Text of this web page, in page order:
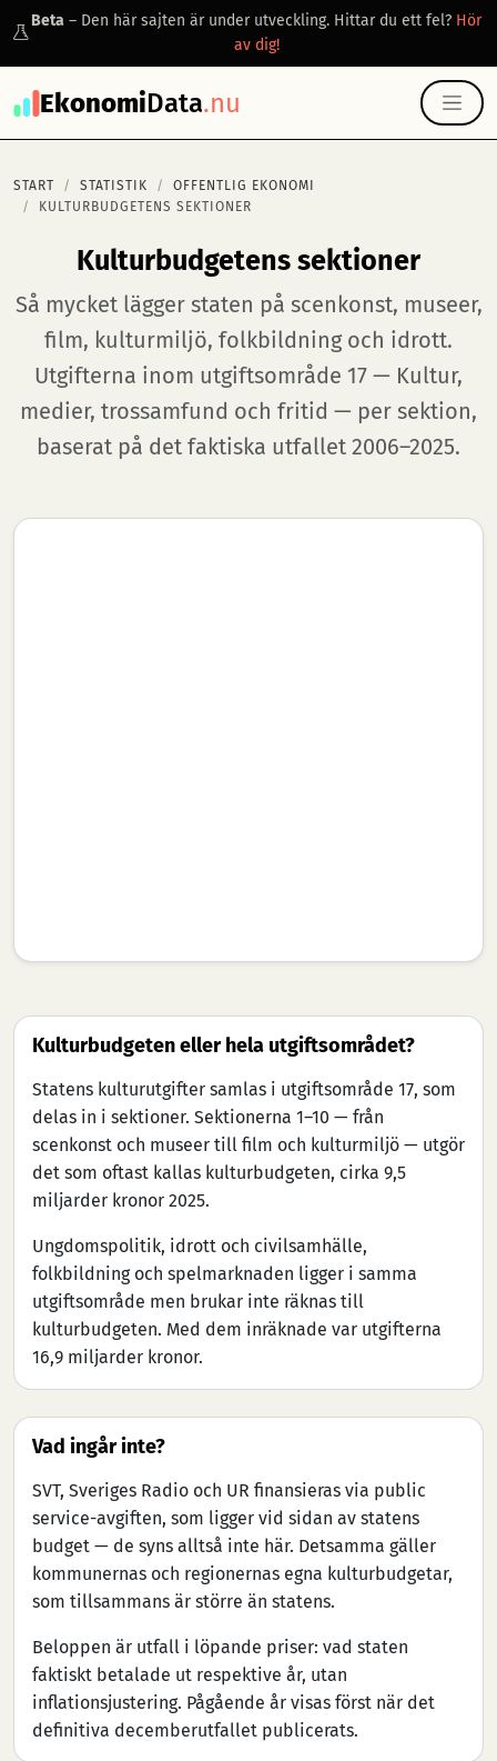
Beta – Den här sajten är under utveckling. Hittar du ett fel? Hör
av dig!
EkonomiData.nu
START STATISTIK
OFFENTLIG EKONOMI
KULTURBUDGETENS SEKTIONER
Kulturbudgetens sektioner
Så mycket lägger staten på scenkonst, museer,
film, kulturmiljö, folkbildning och idrott.
Utgifterna inom utgiftsområde 17 — Kultur,
medier, trossamfund och fritid — per sektion,
baserat på det faktiska utfallet 2006–2025.
Kulturbudgeten eller hela utgiftsområdet?
Statens kulturutgifter samlas i utgiftsområde 17, som
delas in i sektioner. Sektionerna 1–10 — från
scenkonst och museer till film och kulturmiljö — utgör
det som oftast kallas kulturbudgeten, cirka 9,5
miljarder kronor 2025.
Ungdomspolitik, idrott och civilsamhälle,
folkbildning och spelmarknaden ligger i samma
utgiftsområde men brukar inte räknas till
kulturbudgeten. Med dem inräknade var utgifterna
16,9 miljarder kronor.
Vad ingår inte?
SVT, Sveriges Radio och UR finansieras via public
service-avgiften, som ligger vid sidan av statens
budget — de syns alltså inte här. Detsamma gäller
kommunernas och regionernas egna kulturbudgetar,
som tillsammans är större än statens.
Beloppen är utfall i löpande priser: vad staten
faktiskt betalade ut respektive år, utan
inflationsjustering. Pågående år visas först när det
definitiva decemberutfallet publicerats.